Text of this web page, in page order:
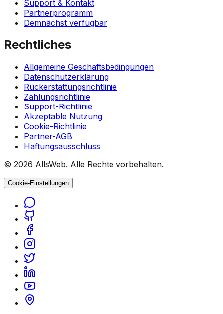
Support & Kontakt
Partnerprogramm
Demnächst verfügbar
Rechtliches
Allgemeine Geschäftsbedingungen
Datenschutzerklärung
Rückerstattungsrichtlinie
Zahlungsrichtlinie
Support-Richtlinie
Akzeptable Nutzung
Cookie-Richtlinie
Partner-AGB
Haftungsausschluss
© 2026 AllsWeb. Alle Rechte vorbehalten.
Cookie-Einstellungen